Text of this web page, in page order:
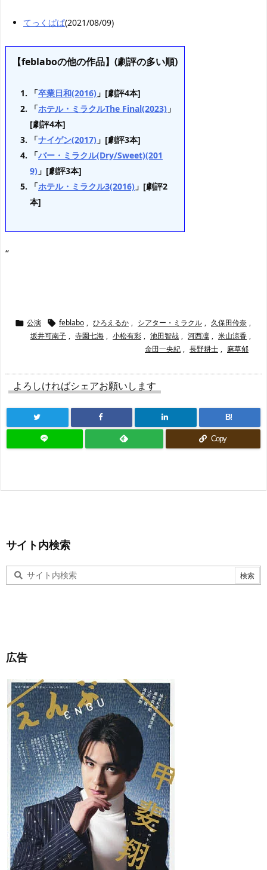
てっくぱぱ(2021/08/09)
【feblaboの他の作品】(劇評の多い順)
「卒業日和(2016) 」[劇評4本]
「ホテル・ミラクルThe Final(2023) 」
[劇評4本]
「ナイゲン(2017) 」[劇評3本]
「バー・ミラクル(Dry/Sweet)(201
9) 」[劇評3本]
「ホテル・ミラクル3(2016) 」[劇評2
本]
“
 公演  feblabo , ひろえるか , シアター・ミラクル , 久保田伶奈 ,
坂井可南子 , 寺園七海 , 小松有彩 , 池田智哉 , 河西凜 , 米山涼香 ,
金田一央紀 , 長野耕士 , 麻草郁
よろしければシェアお願いします
B!
Copy
サイト内検索
広告